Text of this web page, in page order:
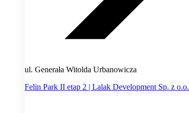
ul. Generała Witolda Urbanowicza
Felin Park II etap 2 | Lalak Development Sp. z o.o.